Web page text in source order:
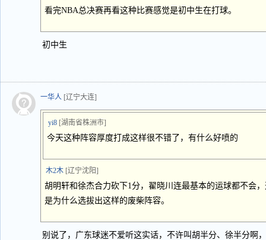
看完NBA总决赛再看这种比赛感觉是初中生在打球。
初中生
一华人 [辽宁大连]
yi8 [湖南省株洲市]
今天这种阵容厚度打成这样很不错了，有什么好喷的
木2木 [辽宁沈阳]
胡明轩和徐杰合力砍下1分，翟晓川连最基本的运球都不会
是为什么选拔出这样的废柴阵容。
别说了，广东球迷不爱听这实话，不许叫胡半分、徐半分啊